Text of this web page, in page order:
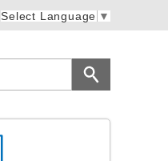
Select Language ▼